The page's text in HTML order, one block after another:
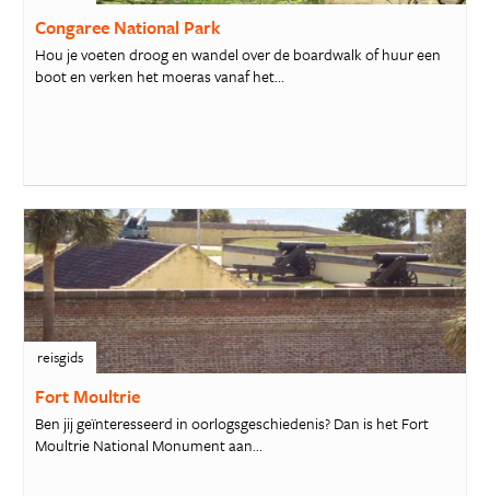
Congaree National Park
Hou je voeten droog en wandel over de boardwalk of huur een
boot en verken het moeras vanaf het...
reisgids
Fort Moultrie
Ben jij geïnteresseerd in oorlogsgeschiedenis? Dan is het Fort
Moultrie National Monument aan...